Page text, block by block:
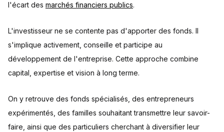
l'écart des marchés financiers publics.
L'investisseur ne se contente pas d'apporter des fonds. Il
s'implique activement, conseille et participe au
développement de l'entreprise. Cette approche combine
capital, expertise et vision à long terme.
On y retrouve des fonds spécialisés, des entrepreneurs
expérimentés, des familles souhaitant transmettre leur savoir-
faire, ainsi que des particuliers cherchant à diversifier leur